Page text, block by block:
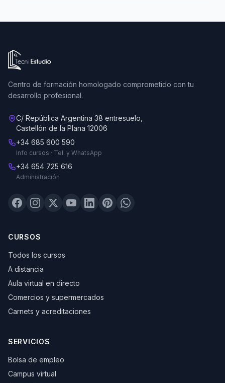
Ir a la página de inicio de Tecni Estudio
Centro de formación homologado comprometido con tu
desarrollo profesional.
C/ República Argentina 38 entresuelo,
Castellón de la Plana 12006
+34 685 600 590
Info cursos · Tel. y WhatsApp
+34 654 725 616
Administración
CURSOS
Todos los cursos
A distancia
Aula virtual en directo
Comercios y supermercados
Carnets y acreditaciones
SERVICIOS
Bolsa de empleo
Campus virtual